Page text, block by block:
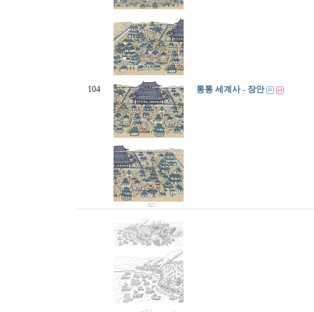
104 통통 세계사 - 장안